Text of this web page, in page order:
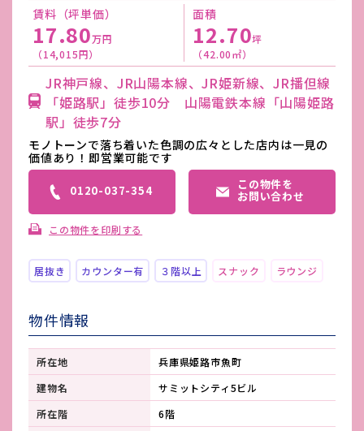
賃料（坪単価）
17.80万円
（14,015円）
面積
12.70坪
（42.00㎡）
JR神戸線、JR山陽本線、JR姫新線、JR播但線
「姫路駅」徒歩10分 山陽電鉄本線「山陽姫路
駅」徒歩7分
モノトーンで落ち着いた色調の広々とした店内は一見の
価値あり！即営業可能です
0120-037-354 この物件を
お問い合わせ
この物件を印刷する
居抜き カウンター有 ３階以上 スナック ラウンジ
物件情報
所在地
兵庫県姫路市魚町
建物名
サミットシティ5ビル
所在階
6階